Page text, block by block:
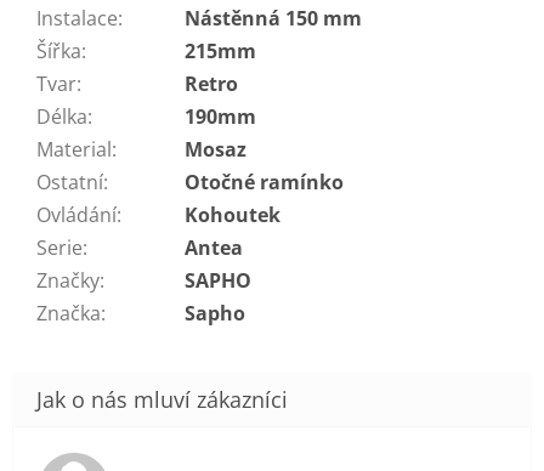
Instalace:
Nástěnná 150 mm
Šířka:
215mm
Tvar:
Retro
Délka:
190mm
Material:
Mosaz
Ostatní:
Otočné ramínko
Ovládání:
Kohoutek
Serie:
Antea
Značky:
SAPHO
Značka: Sapho